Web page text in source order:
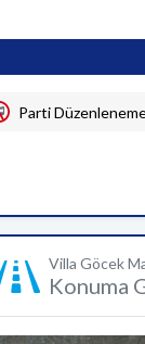
Parti
Villa Göcek
Konuma